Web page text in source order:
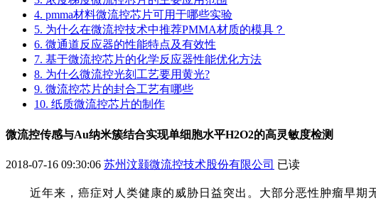
4. pmma材料微流控芯片可用于哪些实验
5. 为什么在微流控技术中推荐PMMA材质的模具？
6. 微通道反应器的性能特点及有效性
7. 基于微流控芯片的化学反应器性能优化方法
8. 为什么微流控光刻工艺要用黄光?
9. 微流控芯片的封合工艺有哪些
10. 纸质微流控芯片的制作
微流控传感与Au纳米簇结合实现单细胞水平H2O2的高灵敏度检测
2018-07-16 09:30:06 苏州汶颢微流控技术股份有限公司 已读
近年来，癌症对人类健康的威胁日益突出。大部分恶性肿瘤早期